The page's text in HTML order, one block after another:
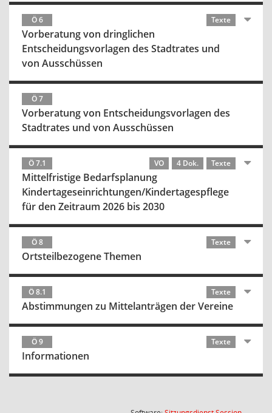
Ö 6 Texte
Vorberatung von dringlichen
Entscheidungsvorlagen des Stadtrates und
von Ausschüssen
Ö 7
Vorberatung von Entscheidungsvorlagen des
Stadtrates und von Ausschüssen
Ö 7.1 VO 4 Dok. Texte
Mittelfristige Bedarfsplanung
Kindertageseinrichtungen/Kindertagespflege
für den Zeitraum 2026 bis 2030
Ö 8 Texte
Ortsteilbezogene Themen
Ö 8.1 Texte
Abstimmungen zu Mittelanträgen der Vereine
Ö 9 Texte
Informationen